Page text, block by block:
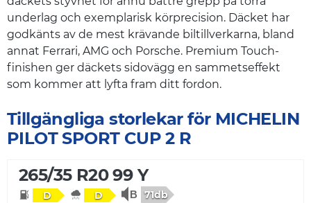
underlag och exemplarisk körprecision. Däcket har
godkänts av de mest krävande biltillverkarna, bland
annat Ferrari, AMG och Porsche. Premium Touch-
finishen ger däckets sidovägg en sammetseffekt
som kommer att lyfta fram ditt fordon.
Tillgängliga storlekar för MICHELIN
PILOT SPORT CUP 2 R
265/35 R20 99 Y
D D 71db